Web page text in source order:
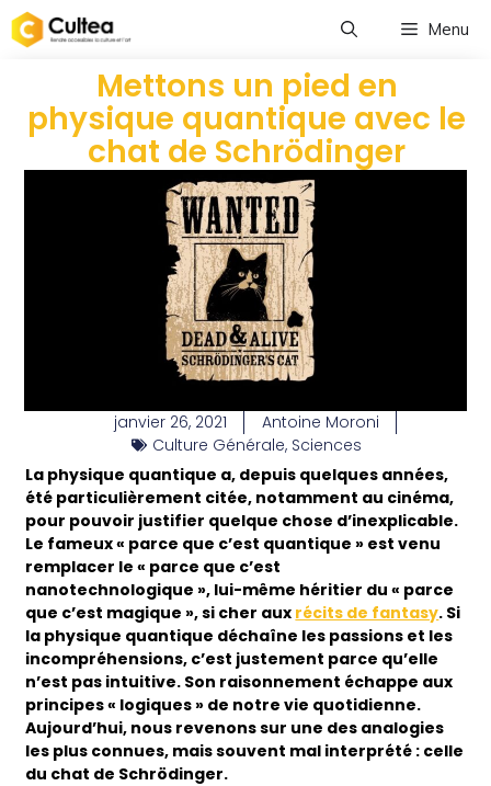
Menu
Mettons un pied en
physique quantique avec le
chat de Schrödinger
janvier 26, 2021
Antoine Moroni
Culture Générale, Sciences
La physique quantique a, depuis quelques années,
été particulièrement citée, notamment au cinéma,
pour pouvoir justifier quelque chose d’inexplicable.
Le fameux « parce que c’est quantique » est venu
remplacer le « parce que c’est
nanotechnologique », lui-même héritier du « parce
que c’est magique », si cher aux récits de fantasy. Si
la physique quantique déchaîne les passions et les
incompréhensions, c’est justement parce qu’elle
n’est pas intuitive. Son raisonnement échappe aux
principes « logiques » de notre vie quotidienne.
Aujourd’hui, nous revenons sur une des analogies
les plus connues, mais souvent mal interprété : celle
du chat de Schrödinger.